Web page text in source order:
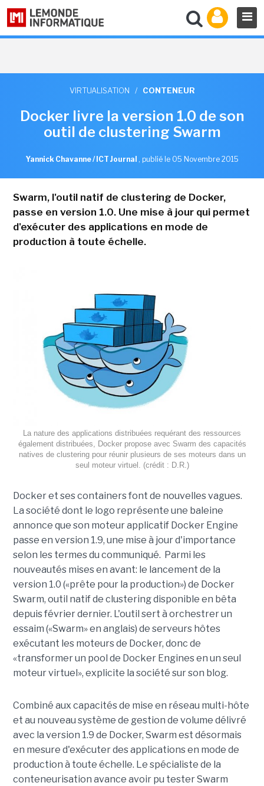
VIRTUALISATION / CONTENEUR
Docker livre la version 1.0 de son
outil de clustering Swarm
Yannick Chavanne / ICT Journal , publié le 05 Novembre 2015
Swarm, l'outil natif de clustering de Docker,
passe en version 1.0. Une mise à jour qui permet
d'exécuter des applications en mode de
production à toute échelle.
La nature des applications distribuées requérant des ressources
également distribuées, Docker propose avec Swarm des capacités
natives de clustering pour réunir plusieurs de ses moteurs dans un
seul moteur virtuel. (crédit : D.R.)
Docker et ses containers font de nouvelles vagues.
La société dont le logo représente une baleine
annonce que son moteur applicatif Docker Engine
passe en version 1.9, une mise à jour d'importance
selon les termes du communiqué. Parmi les
nouveautés mises en avant: le lancement de la
version 1.0 («prête pour la production») de Docker
Swarm, outil natif de clustering disponible en bêta
depuis février dernier. L'outil sert à orchestrer un
essaim («Swarm» en anglais) de serveurs hôtes
exécutant les moteurs de Docker, donc de
«transformer un pool de Docker Engines en un seul
moteur virtuel», explicite la société sur son blog.
Combiné aux capacités de mise en réseau multi-hôte
et au nouveau système de gestion de volume délivré
avec la version 1.9 de Docker, Swarm est désormais
en mesure d'exécuter des applications en mode de
production à toute échelle. Le spécialiste de la
conteneurisation avance avoir pu tester Swarm